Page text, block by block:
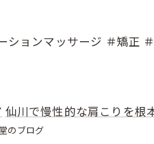
ションマッサージ ＃矯正
仙川で慢性的な肩こりを根
のブログ